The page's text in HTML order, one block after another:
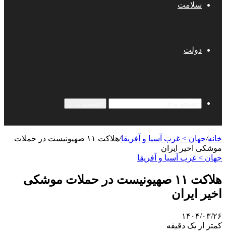
سلامت
دولت
خانه/جهان > غرب آسیا و آفریقا/
هلاکت ۱۱ صهیونیست در حملات
موشکی اخیر ایران
جهان > غرب آسیا و آفریقا
هلاکت ۱۱ صهیونیست در حملات موشکی
اخیر ایران
۱۴۰۴/۰۳/۲۶
کمتر از یک دقیقه